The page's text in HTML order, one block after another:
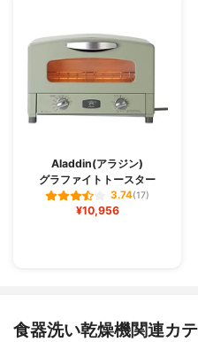
Aladdin(アラジン)
グラファイトトースター
3.74(17)
¥10,956
食器洗い乾燥機関連カ